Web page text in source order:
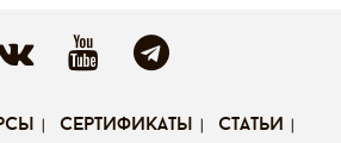
сертификаты статьи